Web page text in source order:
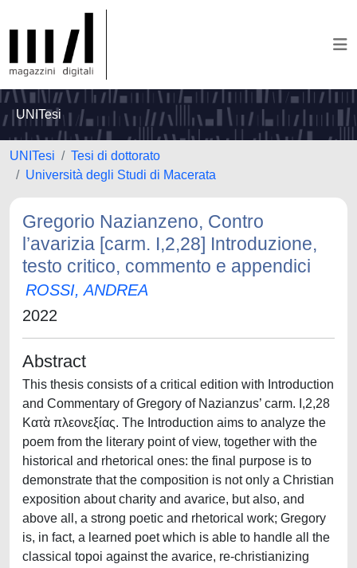
UNITesi
UNITesi
Tesi di dottorato
Università degli Studi di Macerata
Gregorio Nazianzeno, Contro
l’avarizia [carm. I,2,28] Introduzione,
testo critico, commento e appendici
ROSSI, ANDREA
2022
Abstract
This thesis consists of a critical edition with Introduction
and Commentary of Gregory of Nazianzus’ carm. I,2,28
Κατὰ πλεονεξίας. The Introduction aims to analyze the
poem from the literary point of view, together with the
historical and rhetorical ones: the final purpose is to
demonstrate that the composition is not only a Christian
exposition about charity and avarice, but also, and
above all, a strong poetic and rhetorical work; Gregory
is, in fact, a learned poet which is able to handle all the
classical topoi against the avarice, re-christianizing